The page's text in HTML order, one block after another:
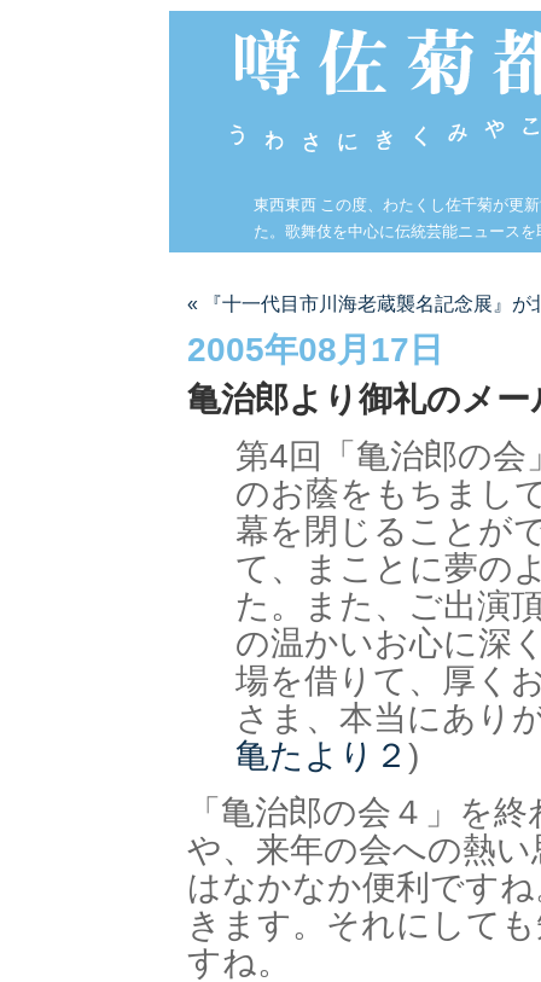
東西東西 この度、わたくし佐千菊が更
た。歌舞伎を中心に伝統芸能ニュース
« 『十一代目市川海老蔵襲名記念展』が
2005年08月17日
亀治郎より御礼のメー
第4回「亀治郎の
のお蔭をもちまし
幕を閉じることが
て、まことに夢の
た。また、ご出演
の温かいお心に深
場を借りて、厚く
さま、本当にあり
亀たより２ )
「亀治郎の会４」を
や、来年の会への熱
はなかなか便利です
きます。それにして
すね。